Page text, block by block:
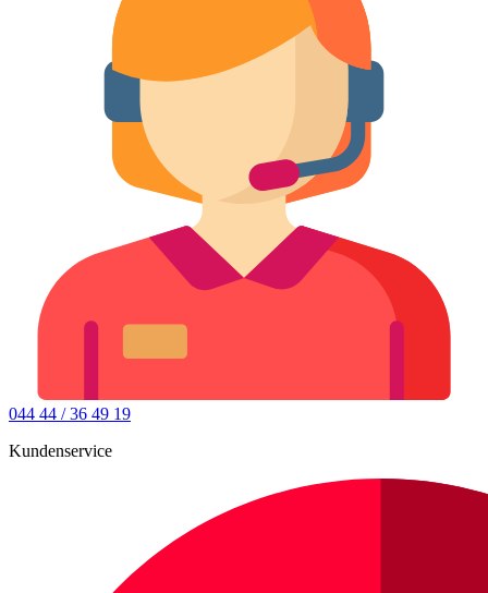
044 44 / 36 49 19
Kundenservice